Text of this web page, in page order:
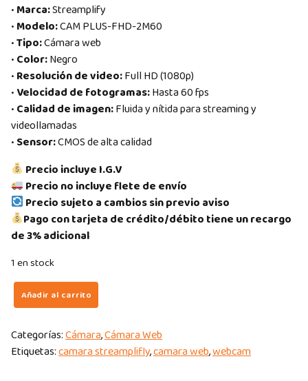
• Marca:Streamplify
• Modelo:CAM PLUS-FHD-2M60
•Tipo:Cámara web
• Color:Negro
• Resolución de video:Full HD (1080p)
• Velocidad de fotogramas:Hasta 60 fps
• Calidad de imagen:Fluida y nítida para streaming y
videollamadas
• Sensor:CMOS de alta calidad
Precio incluye I.G.V
Precio no incluye flete de envío
Precio sujeto a cambios sin previo aviso
Pago con tarjeta de crédito/débito tiene un recargo
de 3% adicional
1 en stock
CÁMARA
WEB
CAM
PLUS-
Añadir al carrito
Categorías:Cámara,Cámara Web
Etiquetas:camara streamplifly,camara web,webcam